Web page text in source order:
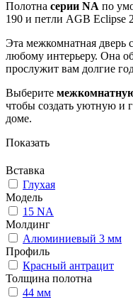
Полотна серии NA по
190 и петли AGB Eclipse
Эта межкомнатная дверь
любому интерьеру. Она
прослужит вам долгие
Выберите
чтобы создать уютную и
доме.
Показать
Вставка
Глухая
Модель
15 NA
Молдинг
Алюминиевый 3 мм
Профиль
Красный антрацит
Толщина полотна
44 мм